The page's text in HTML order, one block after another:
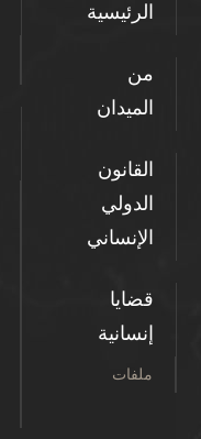
الرئيسية
من
الميدان
القانون
الدولي
الإنساني
قضايا
إنسانية
ملفات